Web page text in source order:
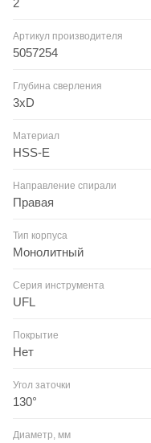
2
Артикул производителя
5057254
Глубина сверления
3xD
Материал
HSS-E
Направление спирали
Правая
Тип корпуса
Монолитный
Серия инструмента
UFL
Покрытие
Нет
Угол заточки
130°
Диаметр, мм